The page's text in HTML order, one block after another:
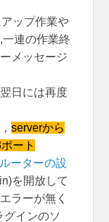
ップ作業や
連の作業終
メッセージ
日には再度
serverから
ート
ルーターの設
を開放して
ラーが無く
グインのソ